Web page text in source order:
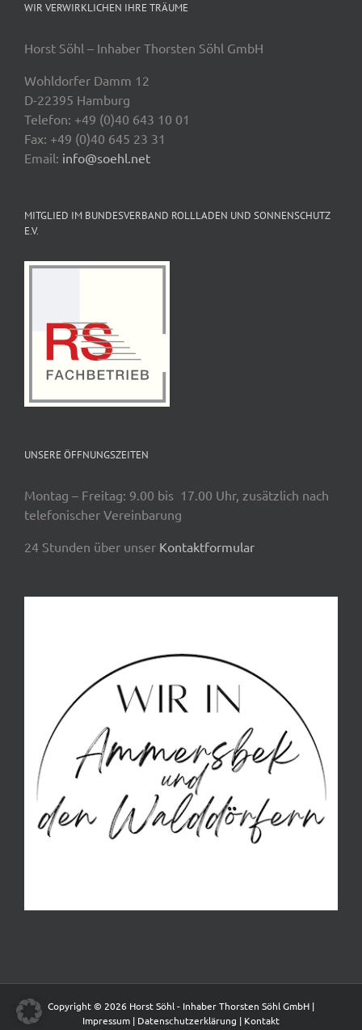
WIR VERWIRKLICHEN IHRE TRÄUME
Horst Söhl – Inhaber Thorsten Söhl GmbH
Wohldorfer Damm 12
D-22395 Hamburg
Telefon: +49 (0)40 643 10 01
Fax: +49 (0)40 645 23 31
Email: info@soehl.net
MITGLIED IM BUNDESVERBAND ROLLLADEN UND SONNENSCHUTZ
E.V.
UNSERE ÖFFNUNGSZEITEN
Montag – Freitag: 9.00 bis 17.00 Uhr, zusätzlich nach
telefonischer Vereinbarung
24 Stunden über unser Kontaktformular
Copyright © 2026 Horst Söhl - Inhaber Thorsten Söhl GmbH |
Impressum | Datenschutzerklärung | Kontakt